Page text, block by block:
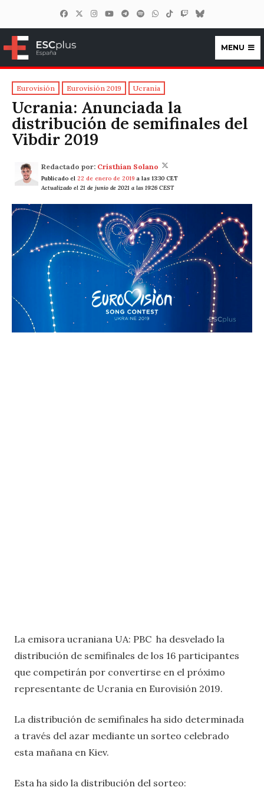
ESCplus España
MENU
Eurovisión Eurovisión 2019 Ucrania
Ucrania: Anunciada la
distribución de semifinales del
Vibdir 2019
Redactado por: Cristhian Solano
Publicado el 22 de enero de 2019 a las 13:30 CET
Actualizado el 21 de junio de 2021 a las 19:26 CEST
La emisora ucraniana UA: PBC ha desvelado la
distribución de semifinales de los 16 participantes
que competirán por convertirse en el próximo
representante de Ucrania en Eurovisión 2019.
La distribución de semifinales ha sido determinada
a través del azar mediante un sorteo celebrado
esta mañana en Kiev.
Esta ha sido la distribución del sorteo: